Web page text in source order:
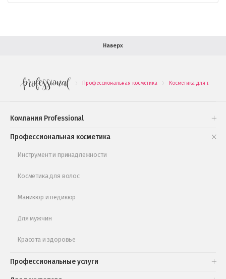
Наверх
. Профессиональная косметика . Косметика для волос
Компания Professional
Профессиональная косметика
Инструмент и принадлежности
Косметика для волос
Маникюр и педикюр
Для мужчин
Красота и здоровье
Профессиональные услуги
Подарочные наборы
Обучающее видео